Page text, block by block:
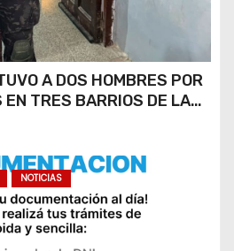
A DOS HOMBRES POR
EN TRES BARRIOS DE LA
NOTICIAS